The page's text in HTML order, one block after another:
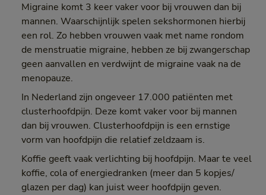
Migraine komt 3 keer vaker voor bij vrouwen dan bij
mannen. Waarschijnlijk spelen sekshormonen hierbij
een rol. Zo hebben vrouwen vaak met name rondom
de menstruatie migraine, hebben ze bij zwangerschap
geen aanvallen en verdwijnt de migraine vaak na de
menopauze.
In Nederland zijn ongeveer 17.000 patiënten met
clusterhoofdpijn. Deze komt vaker voor bij mannen
dan bij vrouwen. Clusterhoofdpijn is een ernstige
vorm van hoofdpijn die relatief zeldzaam is.
Koffie geeft vaak verlichting bij hoofdpijn. Maar te veel
koffie, cola of energiedranken (meer dan 5 kopjes/
glazen per dag) kan juist weer hoofdpijn geven.